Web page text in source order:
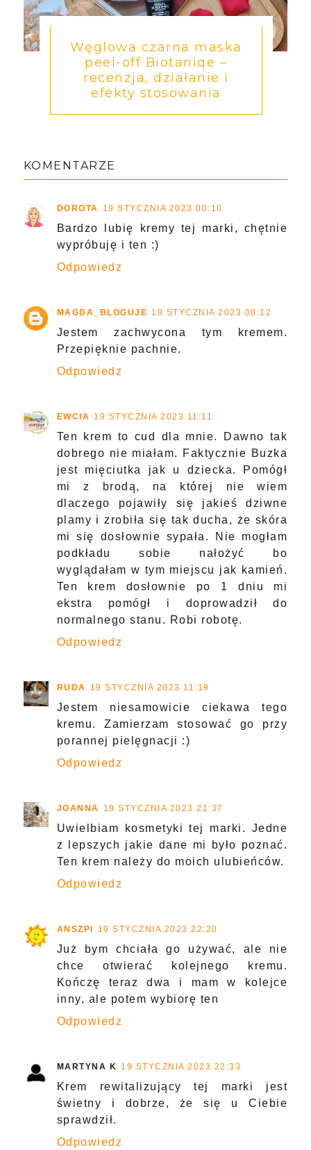
Węglowa czarna maska
peel-off Biotaniqe –
recenzja, działanie i
efekty stosowania
KOMENTARZE
DOROTA 19 STYCZNIA 2023 00:10
Bardzo lubię kremy tej marki, chętnie
wypróbuję i ten :)
Odpowiedz
MAGDA_BLOGUJE 19 STYCZNIA 2023 00:12
Jestem zachwycona tym kremem.
Przepięknie pachnie.
Odpowiedz
EWCIA 19 STYCZNIA 2023 11:11
Ten krem to cud dla mnie. Dawno tak
dobrego nie miałam. Faktycznie Buzka
jest mięciutka jak u dziecka. Pomógł
mi z brodą, na której nie wiem
dlaczego pojawiły się jakieś dziwne
plamy i zrobiła się tak ducha, że skóra
mi się dosłownie sypała. Nie mogłam
podkładu sobie nałożyć bo
wyglądałam w tym miejscu jak kamień.
Ten krem dosłownie po 1 dniu mi
ekstra pomógł i doprowadził do
normalnego stanu. Robi robotę.
Odpowiedz
RUDA 19 STYCZNIA 2023 11:19
Jestem niesamowicie ciekawa tego
kremu. Zamierzam stosować go przy
porannej pielęgnacji :)
Odpowiedz
JOANNA 19 STYCZNIA 2023 21:37
Uwielbiam kosmetyki tej marki. Jedne
z lepszych jakie dane mi było poznać.
Ten krem należy do moich ulubieńców.
Odpowiedz
ANSZPI 19 STYCZNIA 2023 22:20
Już bym chciała go używać, ale nie
chce otwierać kolejnego kremu.
Kończę teraz dwa i mam w kolejce
inny, ale potem wybiorę ten
Odpowiedz
MARTYNA K 19 STYCZNIA 2023 22:33
Krem rewitalizujący tej marki jest
świetny i dobrze, że się u Ciebie
sprawdził.
Odpowiedz